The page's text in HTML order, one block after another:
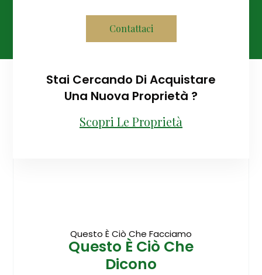
Contattaci
Stai Cercando Di Acquistare
Una Nuova Proprietà ?
Scopri Le Proprietà
Questo È Ciò Che Facciamo
Questo È Ciò Che
Dicono